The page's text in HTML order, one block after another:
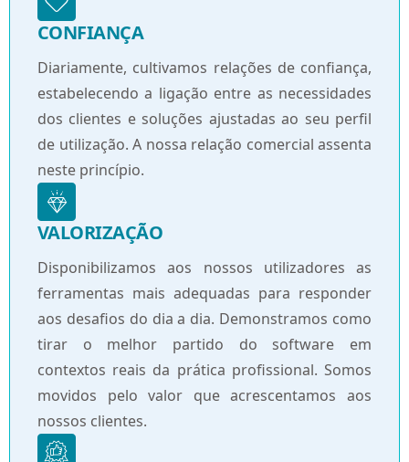
CONFIANÇA
Diariamente, cultivamos relações de confiança,
estabelecendo a ligação entre as necessidades
dos clientes e soluções ajustadas ao seu perfil
de utilização. A nossa relação comercial assenta
neste princípio.
VALORIZAÇÃO
Disponibilizamos aos nossos utilizadores as
ferramentas mais adequadas para responder
aos desafios do dia a dia. Demonstramos como
tirar o melhor partido do software em
contextos reais da prática profissional. Somos
movidos pelo valor que acrescentamos aos
nossos clientes.